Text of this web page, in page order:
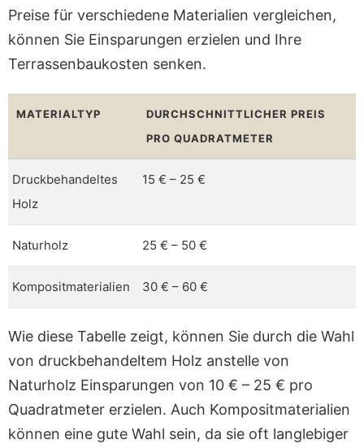
Preise für verschiedene Materialien vergleichen,
können Sie Einsparungen erzielen und Ihre
Terrassenbaukosten senken.
MATERIALTYP
DURCHSCHNITTLICHER PREIS
PRO QUADRATMETER
Druckbehandeltes
Holz
15 € – 25 €
Naturholz 25 € – 50 €
Kompositmaterialien 30 € – 60 €
Wie diese Tabelle zeigt, können Sie durch die Wahl
von druckbehandeltem Holz anstelle von
Naturholz Einsparungen von 10 € – 25 € pro
Quadratmeter erzielen. Auch Kompositmaterialien
können eine gute Wahl sein, da sie oft langlebiger